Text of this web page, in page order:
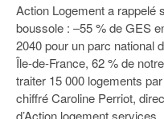
Action Logement a rappelé
boussole : –55 % de GES
2040 pour un parc national
Île-de-France, 62 % de
traiter 15 000 logements
chiffré Caroline Perriot,
d’Action logement